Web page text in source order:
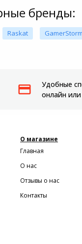
бренды:
Raskat GamerStorm
Удобные
онлайн
О магазине
Главная
О нас
Отзывы о нас
Контакты